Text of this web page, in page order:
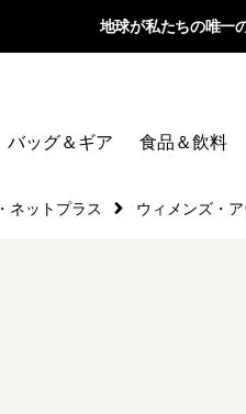
地球が私たちの唯一
バッグ＆ギア 食品＆飲料
ネットプラス ウィメンズ・